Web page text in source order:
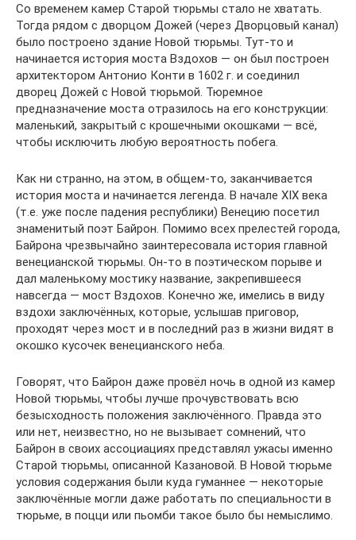
Со временем камер Старой тюрьмы стало не хватать.
Тогда рядом с дворцом Дожей (через Дворцовый канал)
было построено здание Новой тюрьмы. Тут-то и
начинается история моста Вздохов — он был построен
архитектором Антонио Конти в 1602 г. и соединил
дворец Дожей с Новой тюрьмой. Тюремное
предназначение моста отразилось на его конструкции:
маленький, закрытый с крошечными окошками — всё,
чтобы исключить любую вероятность побега.
Как ни странно, на этом, в общем-то, заканчивается
история моста и начинается легенда. В начале XIX века
(т.е. уже после падения республики) Венецию посетил
знаменитый поэт Байрон. Помимо всех прелестей города,
Байрона чрезвычайно заинтересовала история главной
венецианской тюрьмы. Он-то в поэтическом порыве и
дал маленькому мостику название, закрепившееся
навсегда — мост Вздохов. Конечно же, имелись в виду
вздохи заключённых, которые, услышав приговор,
проходят через мост и в последний раз в жизни видят в
окошко кусочек венецианского неба.
Говорят, что Байрон даже провёл ночь в одной из камер
Новой тюрьмы, чтобы лучше прочувствовать всю
безысходность положения заключённого. Правда это
или нет, неизвестно, но не вызывает сомнений, что
Байрон в своих ассоциациях представлял ужасы именно
Старой тюрьмы, описанной Казановой. В Новой тюрьме
условия содержания были куда гуманнее — некоторые
заключённые могли даже работать по специальности в
тюрьме, в поцци или пьомби такое было бы немыслимо.